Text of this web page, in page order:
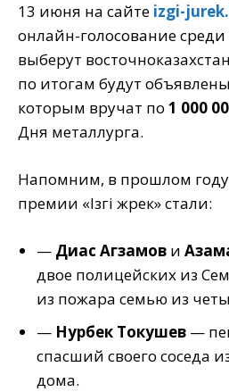
13 июня на сайте izgi-
онлайн-голосование среди
выберут
по итогам будут
которым вручат по 1 000
Дня металлурга.
Напомним, в прошлом
премии «Iзгi жүрек» стали:
— Диас Агзамов и
двое полицейских из
из пожара семью из
— Нурбек Токушев —
спасший своего соседа
дома.